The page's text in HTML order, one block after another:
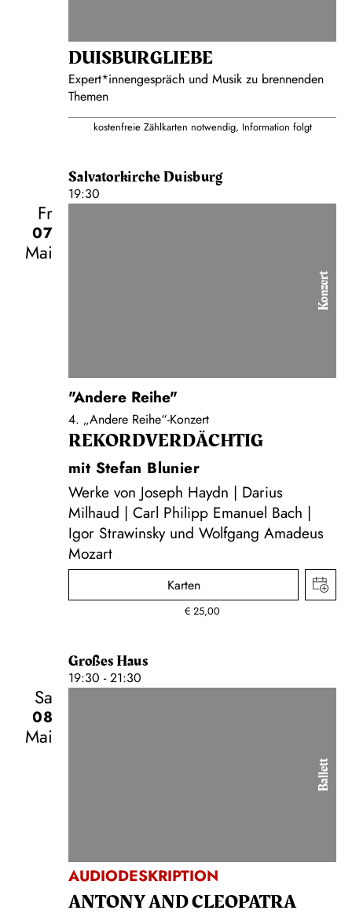
DUISBURG­LIEBE
Expert*innengespräch und Musik zu brennenden
Themen
kostenfreie Zählkarten notwendig, Information folgt
Salvatorkirche Duisburg
19:30
Fr
07
Mai
Konzert
"Andere Reihe"
4. „Andere Reihe“-Konzert
REKORD­VERDÄCHTIG
mit Stefan Blunier
Werke von Joseph Haydn | Darius
Milhaud | Carl Philipp Emanuel Bach |
Igor Strawinsky und Wolfgang Amadeus
Mozart
Karten
€ 25,00
Großes Haus
19:30 - 21:30
Sa
08
Mai
Ballett
AUDIODESKRIPTION
ANTONY AND CLEOPATRA